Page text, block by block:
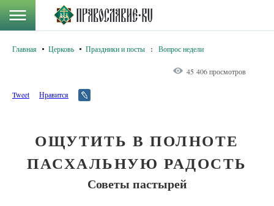
Главная Церковь Праздники и посты : Вопрос недели
45 406 просмотров
Tweet Нравится
ОЩУТИТЬ В ПОЛНОТЕ
ПАСХАЛЬНУЮ РАДОСТЬ
Советы пастырей